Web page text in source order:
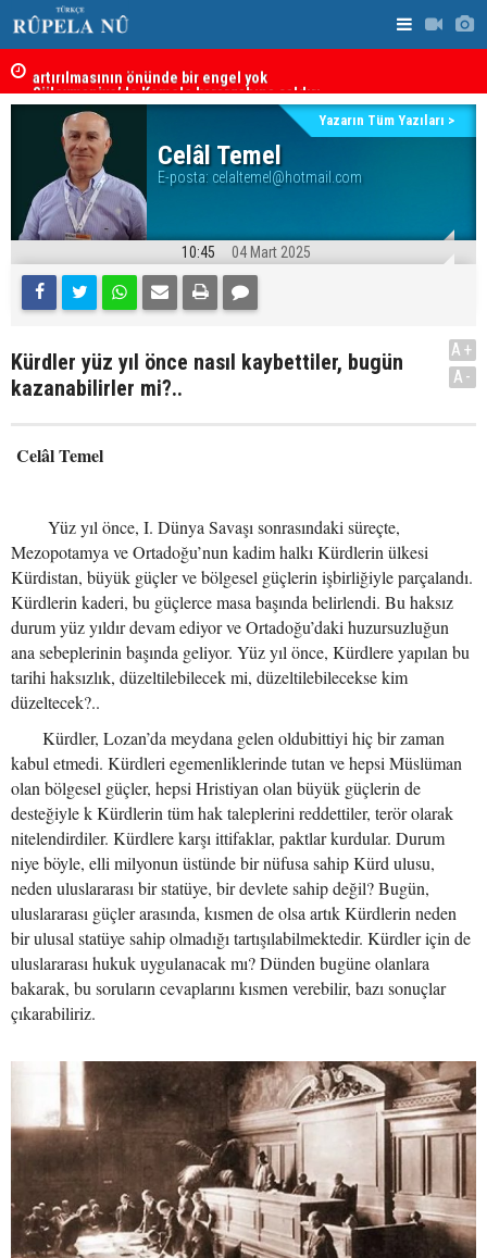
artırılmasının önünde bir engel yok
Süleymaniye’de Komele karargahına saldırı
sonuçlar
Celâl Temel
E-posta: celaltemel@hotmail.com
Yazarın Tüm Yazıları >
10:45 04 Mart 2025
Kürdler yüz yıl önce nasıl kaybettiler, bugün
kazanabilirler mi?..
A+
A-
Celâl Temel
Yüz yıl önce, I. Dünya Savaşı sonrasındaki süreçte,
Mezopotamya ve Ortadoğu’nun kadim halkı Kürdlerin ülkesi
Kürdistan, büyük güçler ve bölgesel güçlerin işbirliğiyle parçalandı.
Kürdlerin kaderi, bu güçlerce masa başında belirlendi. Bu haksız
durum yüz yıldır devam ediyor ve Ortadoğu’daki huzursuzluğun
ana sebeplerinin başında geliyor. Yüz yıl önce, Kürdlere yapılan bu
tarihi haksızlık, düzeltilebilecek mi, düzeltilebilecekse kim
düzeltecek?..
Kürdler, Lozan’da meydana gelen oldubittiyi hiç bir zaman
kabul etmedi. Kürdleri egemenliklerinde tutan ve hepsi Müslüman
olan bölgesel güçler, hepsi Hristiyan olan büyük güçlerin de
desteğiyle k Kürdlerin tüm hak taleplerini reddettiler, terör olarak
nitelendirdiler. Kürdlere karşı ittifaklar, paktlar kurdular. Durum
niye böyle, elli milyonun üstünde bir nüfusa sahip Kürd ulusu,
neden uluslararası bir statüye, bir devlete sahip değil? Bugün,
uluslararası güçler arasında, kısmen de olsa artık Kürdlerin neden
bir ulusal statüye sahip olmadığı tartışılabilmektedir. Kürdler için de
uluslararası hukuk uygulanacak mı? Dünden bugüne olanlara
bakarak, bu soruların cevaplarını kısmen verebilir, bazı sonuçlar
çıkarabiliriz.